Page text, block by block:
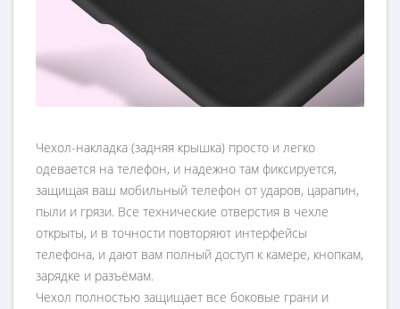
Чехол-накладка (задняя крышка) просто и легко
одевается на телефон, и надежно там фиксируется,
защищая ваш мобильный телефон от ударов, царапин,
пыли и грязи. Все технические отверстия в чехле
открыты, и в точности повторяют интерфейсы
телефона, и дают вам полный доступ к камере, кнопкам,
зарядке и разъёмам.
Чехол полностью защищает все боковые грани и